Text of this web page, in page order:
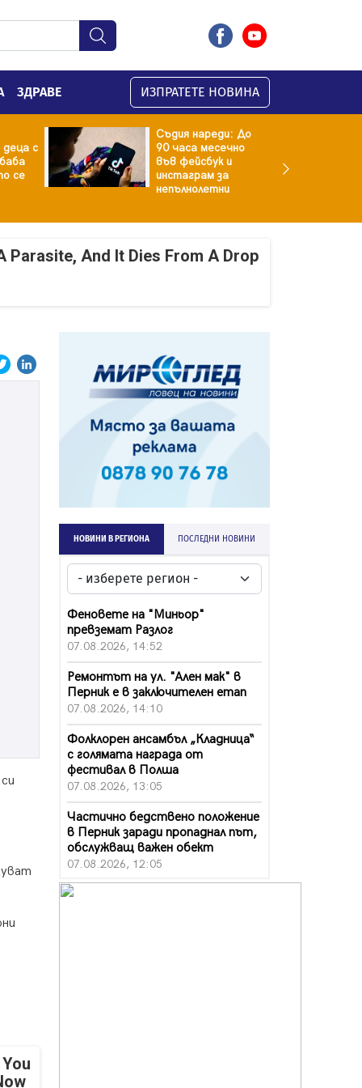
ЗДРАВЕ ИЗПРАТЕТЕ НОВИНА
с
се
Съдия нареди: До
90 часа месечно
във фейсбук и
инстаграм за
непълнолетни
Parasite, And It Dies From A Drop
НОВИНИ В РЕГИОНА ПОСЛЕДНИ НОВИНИ
Феновете на "Миньор"
превземат Разлог
07.08.2026, 14:52
Ремонтът на ул. "Ален мак" в
Перник е в заключителен етап
07.08.2026, 14:10
Фолклорен ансамбъл „Кладница“
с голямата награда от
фестивал в Полша
07.08.2026, 13:05
Частично бедствено положение
в Перник заради пропаднал път,
обслужващ важен обект
07.08.2026, 12:05
Да отговорим на жегите с филм